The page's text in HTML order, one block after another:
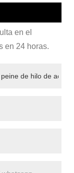
en el
en 24 horas.